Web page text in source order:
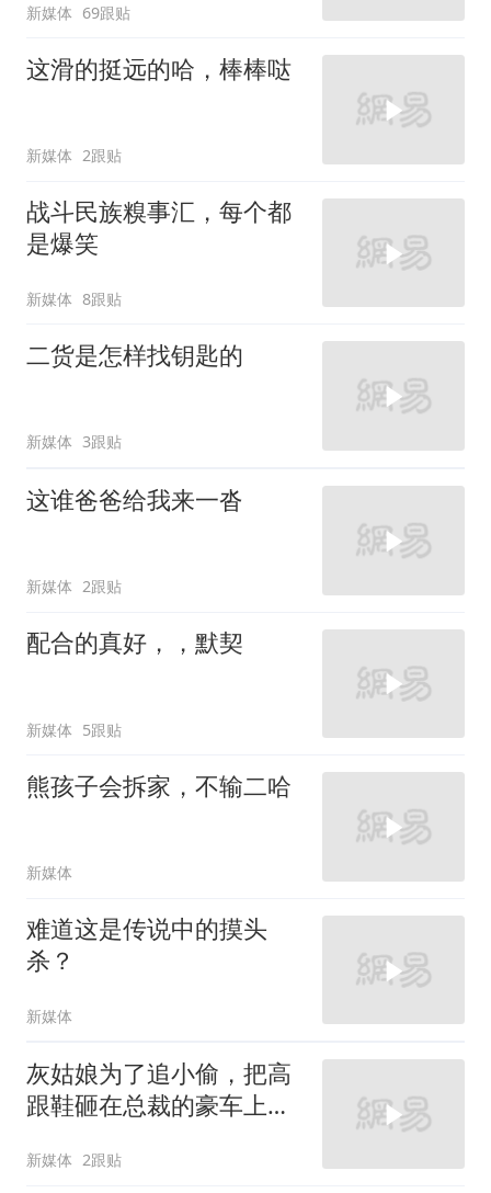
新媒体 69跟贴
这滑的挺远的哈，棒棒哒
新媒体 2跟贴
战斗民族糗事汇，每个都
是爆笑
新媒体 8跟贴
二货是怎样找钥匙的
新媒体 3跟贴
这谁爸爸给我来一沓
新媒体 2跟贴
配合的真好，，默契
新媒体 5跟贴
熊孩子会拆家，不输二哈
新媒体
难道这是传说中的摸头
杀？
新媒体
灰姑娘为了追小偷，把高
跟鞋砸在总裁的豪车上，
新媒体 2跟贴